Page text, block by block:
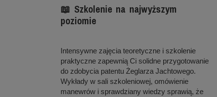
📖 Szkolenie na najwyższym
poziomie
Intensywne zajęcia teoretyczne i szkolenie
praktyczne zapewnią Ci solidne przygotowanie
do zdobycia patentu Żeglarza Jachtowego.
Wykłady w sali szkoleniowej, omówienie
manewrów i sprawdziany wiedzy sprawią, że